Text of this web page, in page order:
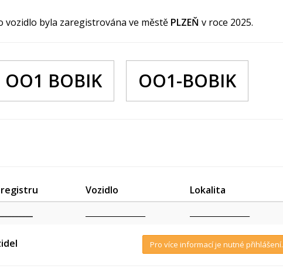
vozidlo byla zaregistrována ve městě PLZEŇ v roce 2025.
OO1 BOBIK OO1-BOBIK
Vozidlo Lokalita
Pro více informací je nutné přihlášení.